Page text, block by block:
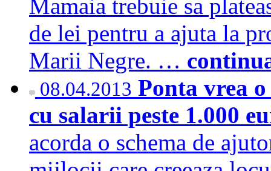
Mamaia trebuie sa
de lei pentru a ajuta la
Marii Negre. …
08.04.2013 Ponta vrea
cu salarii peste 1.000
acorda o schema de